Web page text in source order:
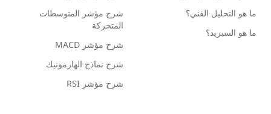
ما هو التحليل الفني؟
ما هو السبريد؟
شرح مؤشر المتوسطات
المتحركة
شرح مؤشر MACD
شرح نماذج الهارمونيك
شرح مؤشر RSI